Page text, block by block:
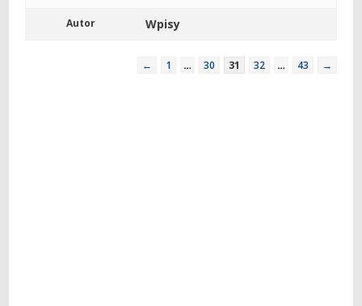
Autor Wpisy
← 1 … 30 31 32 … 43 →